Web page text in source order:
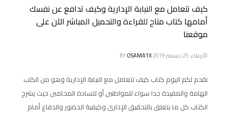
كيف تتعامل مع النيابة الإدارية وكيف تدافع عن نفسك
أمامها كتاب متاح للقراءة والتحميل المباشر الآن على
موقعنا
الأربعاء, 25 ديسمبر 2019 BYOSAMA1X
نقدم لكم اليوم كتاب كيف تتعامل مع النيابة الإدارية وهو من الكتب
الهامة والمفيدة جدا سواء للمواطنين أو للسادة المحامين حيث يشرح
الكتاب كل ما يتعلق بالتحقيق الإدارى وكيفية الحضور والدفاع أمام